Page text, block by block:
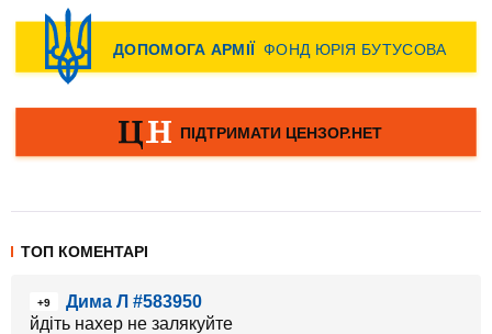
ТОП КОМЕНТАРІ
+9
Дима Л #583950
йдіть нахер не залякуйте